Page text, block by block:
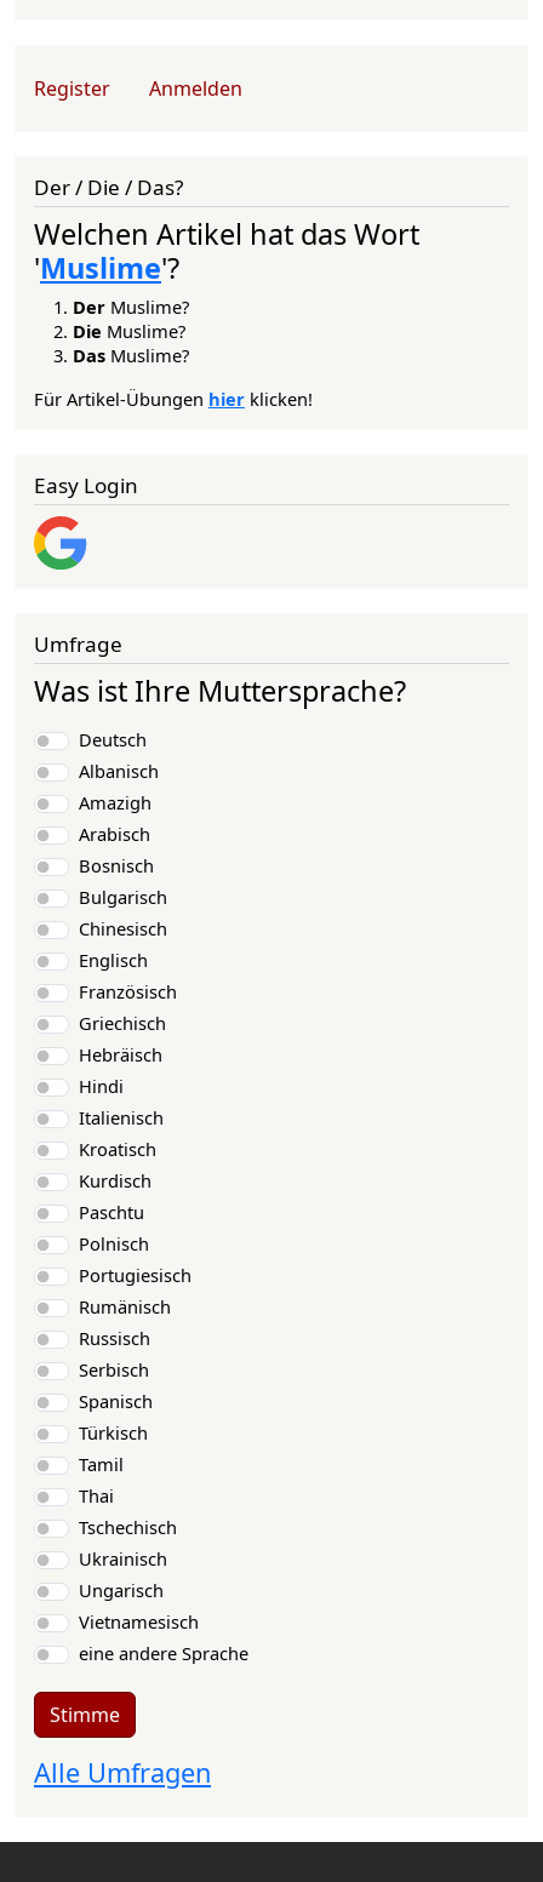
User account menu
Register Anmelden
Der / Die / Das?
Welchen Artikel hat das Wort
'Muslime'?
Der Muslime?
Die Muslime?
Das Muslime?
Für Artikel-Übungen hier klicken!
Easy Login
Umfrage
Was ist Ihre Muttersprache?
Auswahlmöglichkeiten
Deutsch
Albanisch
Amazigh
Arabisch
Bosnisch
Bulgarisch
Chinesisch
Englisch
Französisch
Griechisch
Hebräisch
Hindi
Italienisch
Kroatisch
Kurdisch
Paschtu
Polnisch
Portugiesisch
Rumänisch
Russisch
Serbisch
Spanisch
Türkisch
Tamil
Thai
Tschechisch
Ukrainisch
Ungarisch
Vietnamesisch
eine andere Sprache
Stimme
Alle Umfragen